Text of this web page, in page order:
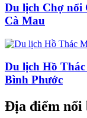
Du lịch Chợ nổi
Cà Mau
Du lịch Hồ
Bình Phước
Địa điểm nổi